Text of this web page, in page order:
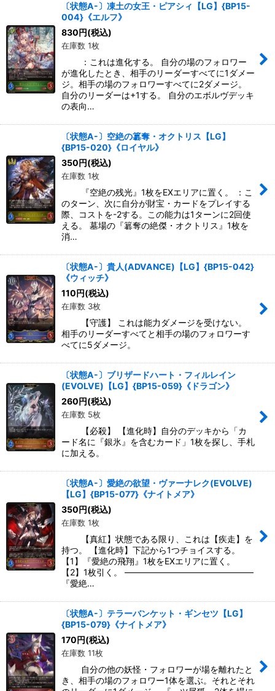
〔状態A-〕凍土の女王・ピアシィ【LG】{BP15-
004}《エルフ》
830円(税込)
在庫数 1枚
：これは進化する。 自分の場のフォロワー
が進化したとき、相手のリーダーすべてに1ダメー
ジ。相手の場のフォロワーすべてに2ダメージ。
自分のリーダーは+1する。 自分のエボルヴデッキ
の表向…
〔状態A-〕空絶の簒奪・オクトリス【LG】
{BP15-020}《ロイヤル》
350円(税込)
在庫数 1枚
『空絶の残光』1枚をEXエリアに置く。 ：こ
のターン、次に自分が財宝・カードをプレイする
際、コストを-2する。この能力は1ターンに2回使
える。 墓場の『簒奪の絶傑・オクトリス』1枚を
消…
〔状態A-〕貴人(ADVANCE)【LG】{BP15-042}
《ウィッチ》
110円(税込)
在庫数 3枚
【守護】 これは能力ダメージを受けない。
相手のリーダーすべてと相手の場のフォロワーす
べてに5ダメージ。
〔状態A-〕ブリザードハート・フィルレイン
(EVOLVE)【LG】{BP15-059}《ドラゴン》
260円(税込)
在庫数 5枚
【必殺】 【進化時】自分のデッキから「カ
ード名に『銀氷』を含むカード」1枚を探し、手札
に加える。
〔状態A-〕愛絶の欲望・ヴァーナレク(EVOLVE)
【LG】{BP15-077}《ナイトメア》
350円(税込)
在庫数 1枚
【真紅】状態である限り、これは【疾走】を
持つ。 【進化時】下記から1つチョイスする。
【1】『愛絶の飛翔』1枚をEXエリアに置く。
【2】1枚引く。 ―――――――――――――――
『愛絶…
〔状態A-〕テラーバンケット・ギンセツ【LG】
{BP15-079}《ナイトメア》
170円(税込)
在庫数 11枚
自分の他の妖怪・フォロワーが場を離れたと
き、相手の場のフォロワー1体を選ぶ。それとそれ